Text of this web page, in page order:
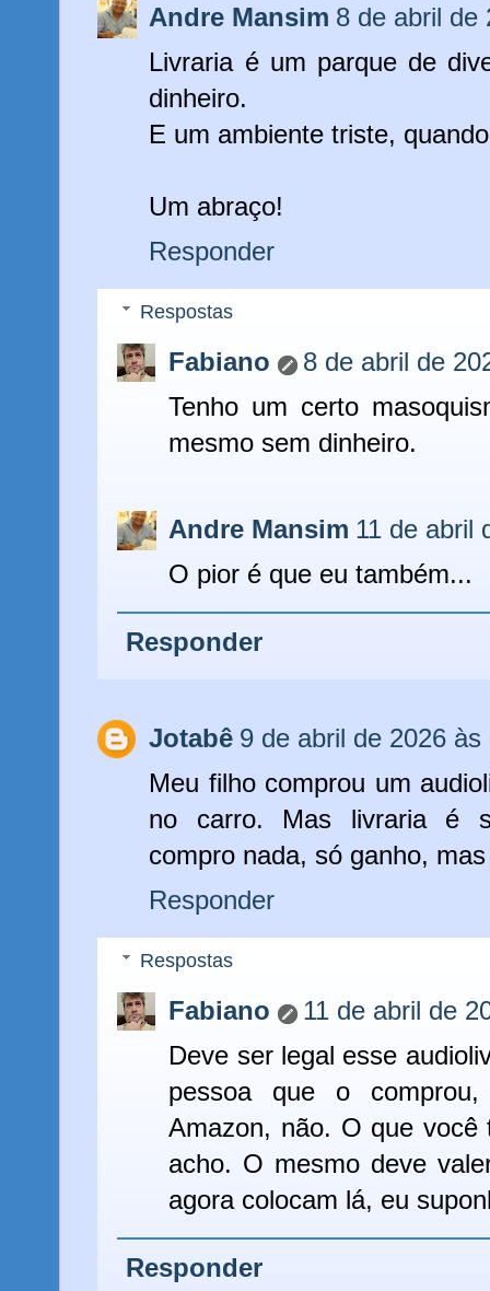
Andre Mansim 8 de abril de
Livraria é um parque de
dinheiro.
E um ambiente triste,
Um abraço!
Responder
Respostas
Fabiano
8 de abril de
Tenho um certo
mesmo sem dinheiro.
Andre Mansim 11 de abril
O pior é que eu também...
Responder
Jotabê 9 de abril de 2026 às
Meu filho comprou um
no carro. Mas livraria é
compro nada, só ganho,
Responder
Respostas
Fabiano
11 de abril de
Deve ser legal esse
pessoa que o
Amazon, não. O que
acho. O mesmo deve
agora colocam lá, eu
Responder